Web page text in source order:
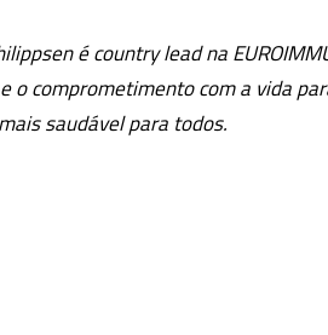
é country lead na
o comprometimento com a vida
saudável para todos.